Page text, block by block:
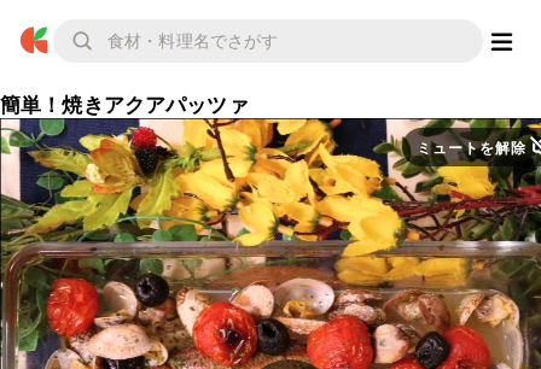
簡単！焼きアクアパッツァ
ミュートを解除